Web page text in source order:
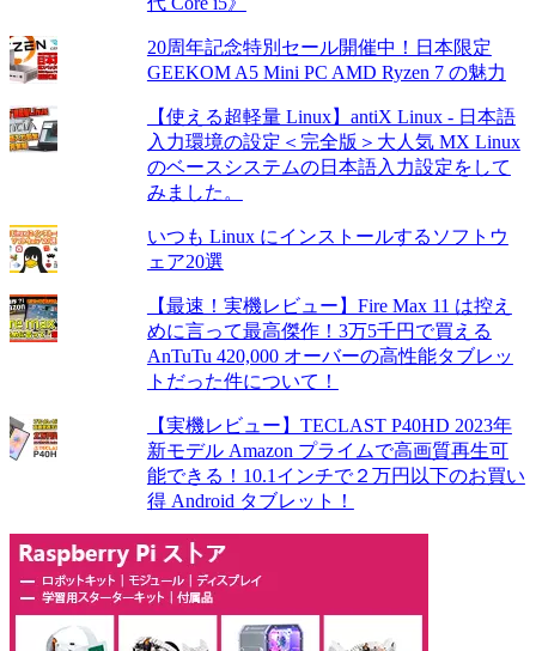
20周年記念特別セール開催中！日本限定
GEEKOM A5 Mini PC AMD Ryzen 7 の魅力
【使える超軽量 Linux】antiX Linux - 日本語
入力環境の設定＜完全版＞大人気 MX Linux
のベースシステムの日本語入力設定をして
みました。
いつも Linux にインストールするソフトウ
ェア20選
【最速！実機レビュー】Fire Max 11 は控え
めに言って最高傑作！3万5千円で買える
AnTuTu 420,000 オーバーの高性能タブレッ
トだった件について！
【実機レビュー】TECLAST P40HD 2023年
新モデル Amazon プライムで高画質再生可
能できる！10.1インチで２万円以下のお買い
得 Android タブレット！